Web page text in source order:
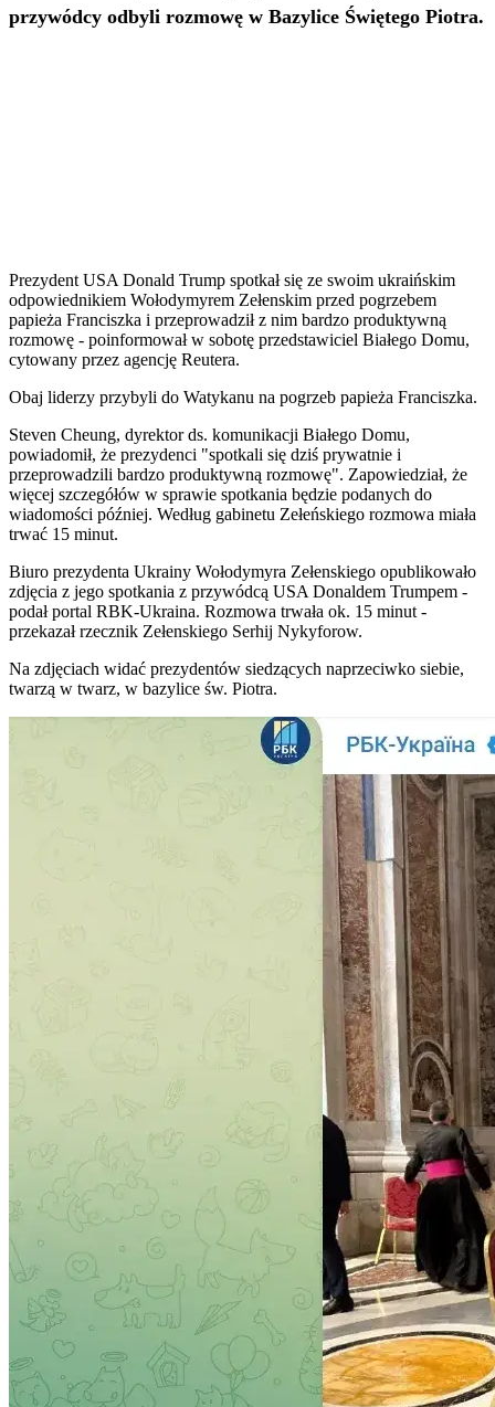
przywódcy odbyli rozmowę w Bazylice Świętego Piotra.
Prezydent USA Donald Trump spotkał się ze swoim ukraińskim
odpowiednikiem Wołodymyrem Zełenskim przed pogrzebem
papieża Franciszka i przeprowadził z nim bardzo produktywną
rozmowę - poinformował w sobotę przedstawiciel Białego Domu,
cytowany przez agencję Reutera.
Obaj liderzy przybyli do Watykanu na pogrzeb papieża Franciszka.
Steven Cheung, dyrektor ds. komunikacji Białego Domu,
powiadomił, że prezydenci "spotkali się dziś prywatnie i
przeprowadzili bardzo produktywną rozmowę". Zapowiedział, że
więcej szczegółów w sprawie spotkania będzie podanych do
wiadomości później. Według gabinetu Zełeńskiego rozmowa miała
trwać 15 minut.
Biuro prezydenta Ukrainy Wołodymyra Zełenskiego opublikowało
zdjęcia z jego spotkania z przywódcą USA Donaldem Trumpem -
podał portal RBK-Ukraina. Rozmowa trwała ok. 15 minut -
przekazał rzecznik Zełenskiego Serhij Nykyforow.
Na zdjęciach widać prezydentów siedzących naprzeciwko siebie,
twarzą w twarz, w bazylice św. Piotra.